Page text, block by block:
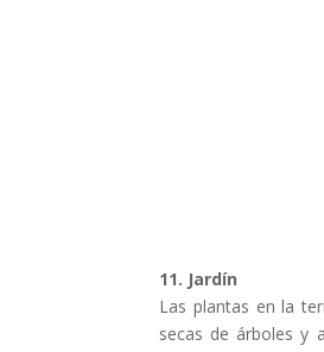
11. Jardín
Las plantas en la
secas de árboles y